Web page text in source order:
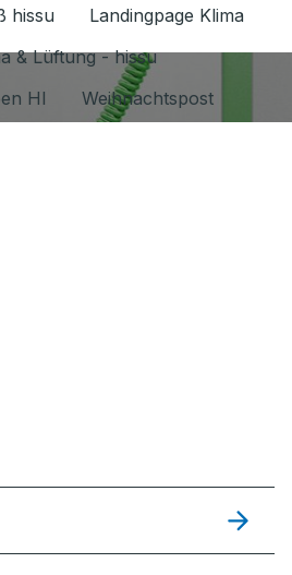
umschalten
hissu
Landingpage Klima
& Lüftung - hissu
HI
Weihnachtspost